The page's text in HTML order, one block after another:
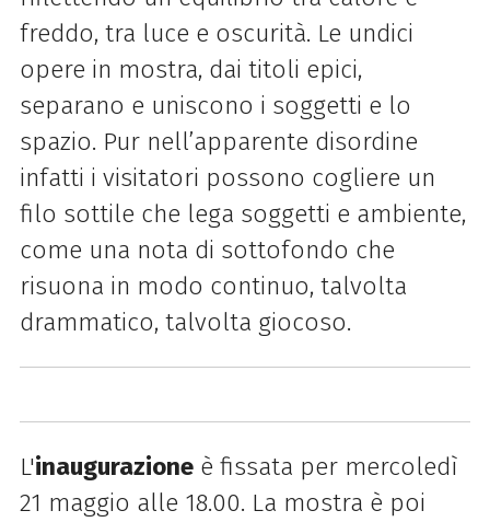
freddo, tra luce e oscurità. Le undici
opere in mostra, dai titoli epici,
separano e uniscono i soggetti e lo
spazio. Pur nell’apparente disordine
infatti i visitatori possono cogliere un
filo sottile che lega soggetti e ambiente,
come una nota di sottofondo che
risuona in modo continuo, talvolta
drammatico, talvolta giocoso.
L'inaugurazioneè fissata per mercoledì
21 maggio alle 18.00. La mostra è poi